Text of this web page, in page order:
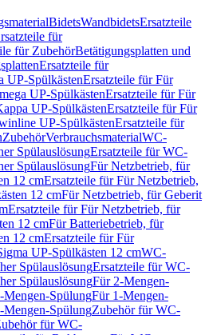
BidetsWandbidetsErsatzteile
für
für ZubehörBetätigungsplatten und
Ersatzteile für
UP-SpülkästenErsatzteile für Für
UP-SpülkästenErsatzteile für Für
UP-SpülkästenErsatzteile für Für
UP-SpülkästenErsatzteile für
ZubehörVerbrauchsmaterialWC-
SpülauslösungErsatzteile für WC-
SpülauslösungFür Netzbetrieb, für
12 cmErsatzteile für Für Netzbetrieb,
12 cmFür Netzbetrieb, für Geberit
Ersatzteile für Für Netzbetrieb, für
12 cmFür Batteriebetrieb, für
12 cmErsatzteile für Für
UP-Spülkästen 12 cmWC-
SpülauslösungErsatzteile für WC-
SpülauslösungFür 2-Mengen-
Mengen-SpülungFür 1-Mengen-
Mengen-SpülungZubehör für WC-
für WC-